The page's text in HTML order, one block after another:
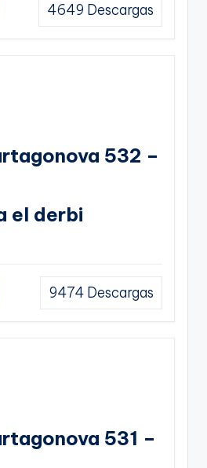
4649 Descargas
532 –
el derbi
9474 Descargas
531 –